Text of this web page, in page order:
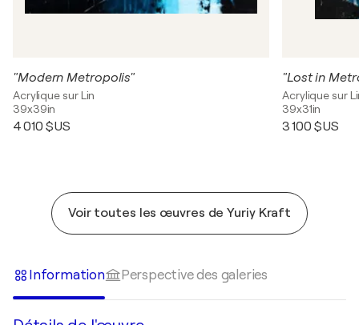
"Modern Metropolis"
Acrylique sur Lin
39x39in
4 010 $US
"Lost in
Acrylique sur
39x31in
3 100 $US
Voir toutes les œuvres de Yuriy Kraft
Information Perspective des galeries